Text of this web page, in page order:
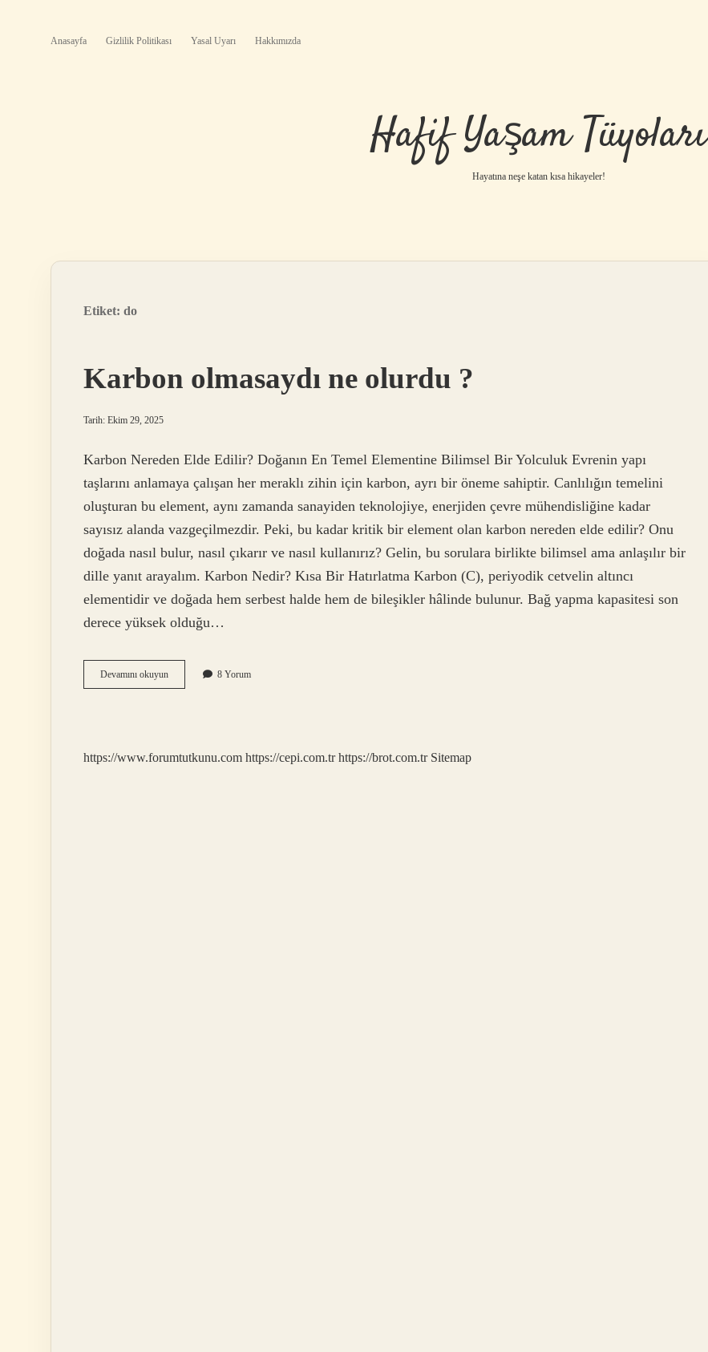
Anasayfa Gizlilik Politikası Yasal Uyarı Hakkımızda
Hafif Yaşam Tüyoları
Hayatına neşe katan kısa hikayeler!
Etiket: do
Karbon olmasaydı ne olurdu ?
Tarih: Ekim 29, 2025
Karbon Nereden Elde Edilir? Doğanın En Temel Elementine Bilimsel Bir Yolculuk Evrenin yapı
taşlarını anlamaya çalışan her meraklı zihin için karbon, ayrı bir öneme sahiptir. Canlılığın temelini
oluşturan bu element, aynı zamanda sanayiden teknolojiye, enerjiden çevre mühendisliğine kadar
sayısız alanda vazgeçilmezdir. Peki, bu kadar kritik bir element olan karbon nereden elde edilir? Onu
doğada nasıl bulur, nasıl çıkarır ve nasıl kullanırız? Gelin, bu sorulara birlikte bilimsel ama anlaşılır bir
dille yanıt arayalım. Karbon Nedir? Kısa Bir Hatırlatma Karbon (C), periyodik cetvelin altıncı
elementidir ve doğada hem serbest halde hem de bileşikler hâlinde bulunur. Bağ yapma kapasitesi son
derece yüksek olduğu…
Devamını okuyunKarbon
olmasaydı
8 Yorum
https://www.forumtutkunu.com https://cepi.com.tr https://brot.com.tr Sitemap